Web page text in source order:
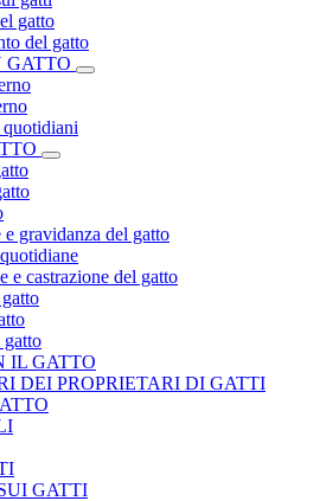
gatto
del gatto
GATTO
quotidiani
gravidanza del gatto
e castrazione del gatto
gatto
IL GATTO
DEI PROPRIETARI DI GATTI
GATTI